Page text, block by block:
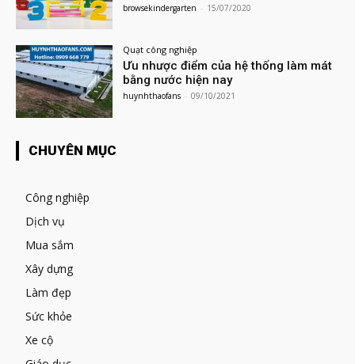
browsekindergarten - 15/07/2020
Quạt công nghiệp
Ưu nhược điểm của hệ thống làm mát
bằng nước hiện nay
huynhthaofans - 09/10/2021
CHUYÊN MỤC
Công nghiệp
Dịch vụ
Mua sắm
Xây dựng
Làm đẹp
Sức khỏe
Xe cộ